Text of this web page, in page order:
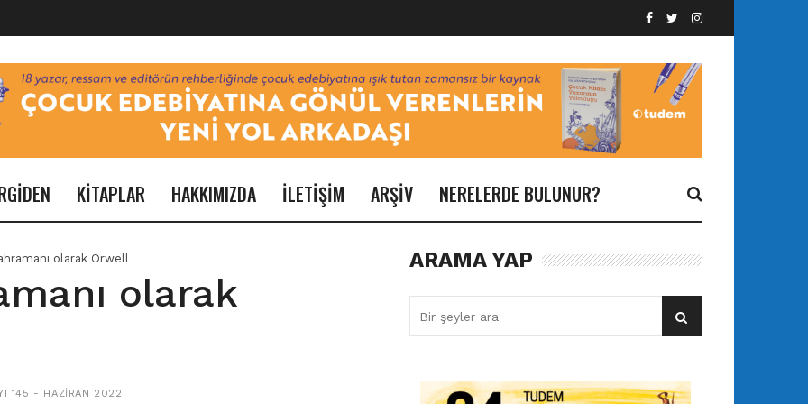
KİTAPLAR HAKKIMIZDA İLETİŞİM ARŞİV NERELERDE BULUNUR?
olarak Orwell
olarak
145 - HAZIRAN 2022
ARAMA YAP